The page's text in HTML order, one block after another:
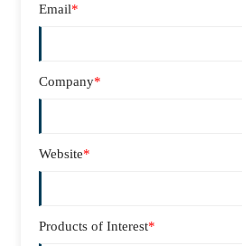
Email*
Company*
Website*
Products of Interest*